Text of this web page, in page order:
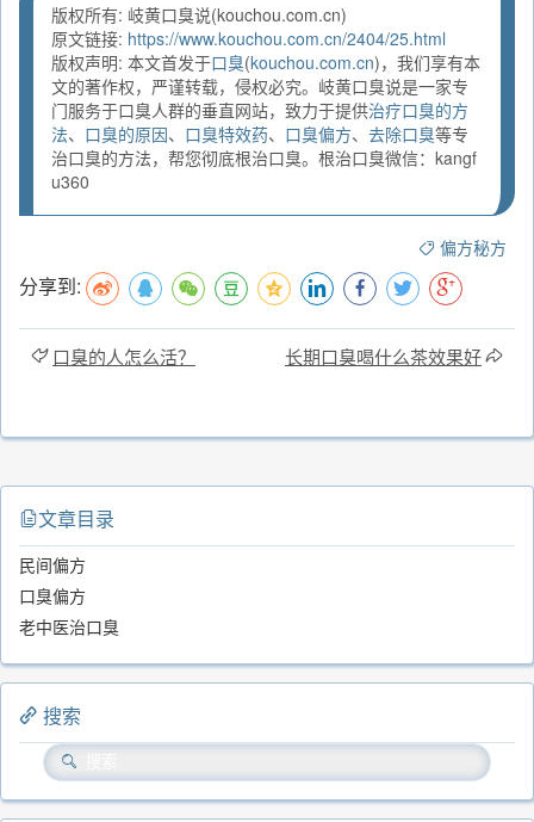
版权所有: 岐黄口臭说(kouchou.com.cn)
原文链接: https://www.kouchou.com.cn/2404/25.html
版权声明: 本文首发于口臭(kouchou.com.cn)，我们享有本
文的著作权，严谨转载，侵权必究。岐黄口臭说是一家专
门服务于口臭人群的垂直网站，致力于提供治疗口臭的方
法、 口臭的原因、 口臭特效药、 口臭偏方、 去除口臭等专
治口臭的方法，帮您彻底根治口臭。根治口臭微信：kangf
u360
偏方秘方
分享到:
口臭的人怎么活？ 长期口臭喝什么茶效果好
文章目录
民间偏方
口臭偏方
老中医治口臭
搜索